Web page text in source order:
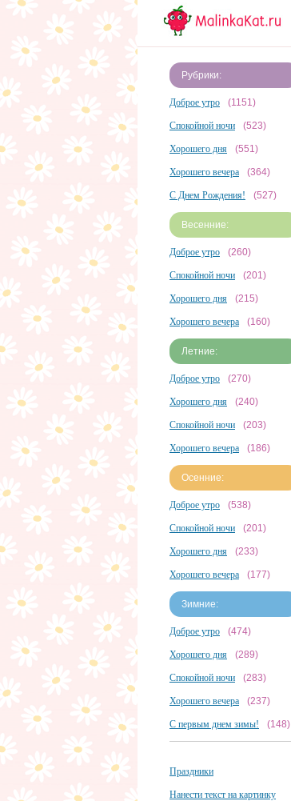
Рубрики:
Доброе утро (1151)
Спокойной ночи (523)
Хорошего дня (551)
Хорошего вечера (364)
С Днем Рождения! (527)
Весенние:
Доброе утро (260)
Спокойной ночи (201)
Хорошего дня (215)
Хорошего вечера (160)
Летние:
Доброе утро (270)
Хорошего дня (240)
Спокойной ночи (203)
Хорошего вечера (186)
Осенние:
Доброе утро (538)
Спокойной ночи (201)
Хорошего дня (233)
Хорошего вечера (177)
Зимние:
Доброе утро (474)
Хорошего дня (289)
Спокойной ночи (283)
Хорошего вечера (237)
С первым днем зимы! (148)
Праздники
Нанести текст на картинку